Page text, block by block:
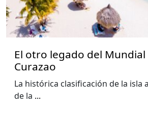
El otro legado del Mundial
Curazao
La histórica clasificación de la isla
de la ...